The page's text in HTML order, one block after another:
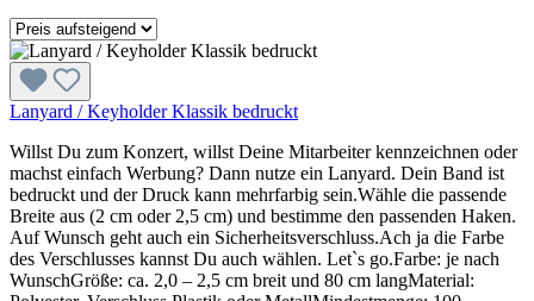
Lanyard / Keyholder Klassik bedruckt
Willst Du zum Konzert, willst Deine Mitarbeiter kennzeichnen oder
machst einfach Werbung? Dann nutze ein Lanyard. Dein Band ist
bedruckt und der Druck kann mehrfarbig sein.Wähle die passende
Breite aus (2 cm oder 2,5 cm) und bestimme den passenden Haken.
Auf Wunsch geht auch ein Sicherheitsverschluss.Ach ja die Farbe
des Verschlusses kannst Du auch wählen. Let`s go.Farbe: je nach
WunschGröße: ca. 2,0 – 2,5 cm breit und 80 cm langMaterial: